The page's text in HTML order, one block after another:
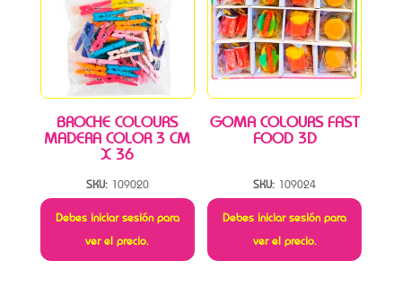
BROCHE COLOURS
MADERA COLOR 3 CM
X 36
SKU: 109020
Debes iniciar sesión para
ver el precio.
GOMA COLOURS FAST
FOOD 3D
SKU: 109024
Debes iniciar sesión para
ver el precio.